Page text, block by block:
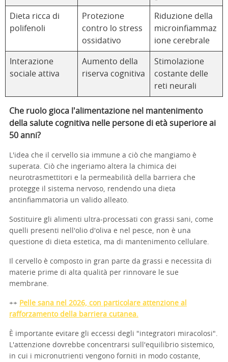
Dieta ricca di
polifenoli
Protezione
contro lo stress
ossidativo
Riduzione della
microinfiammaz
ione cerebrale
Interazione
sociale attiva
Aumento della
riserva cognitiva
Stimolazione
costante delle
reti neurali
Che ruolo gioca l'alimentazione nel mantenimento
della salute cognitiva nelle persone di età superiore ai
50 anni?
L'idea che il cervello sia immune a ciò che mangiamo è
superata. Ciò che ingeriamo altera la chimica dei
neurotrasmettitori e la permeabilità della barriera che
protegge il sistema nervoso, rendendo una dieta
antinfiammatoria un valido alleato.
Sostituire gli alimenti ultra-processati con grassi sani, come
quelli presenti nell'olio d'oliva e nel pesce, non è una
questione di dieta estetica, ma di mantenimento cellulare.
Il cervello è composto in gran parte da grassi e necessita di
materie prime di alta qualità per rinnovare le sue
membrane.
++ Pelle sana nel 2026, con particolare attenzione al
rafforzamento della barriera cutanea.
È importante evitare gli eccessi degli "integratori miracolosi".
L'attenzione dovrebbe concentrarsi sull'equilibrio sistemico,
in cui i micronutrienti vengono forniti in modo costante,